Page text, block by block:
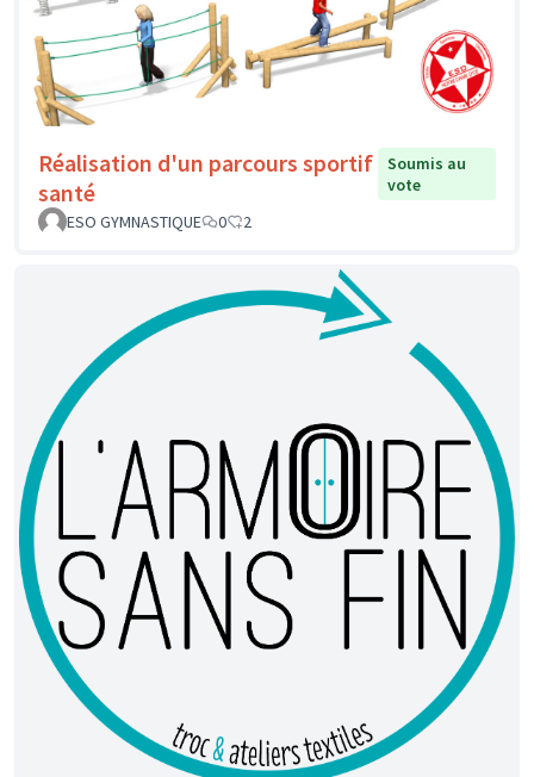
Réalisation d'un parcours sportif
santé
Soumis au
vote
ESO GYMNASTIQUE
0 2